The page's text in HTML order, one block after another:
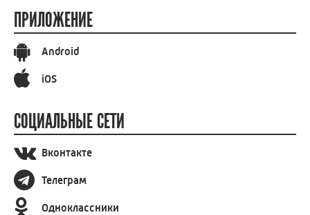
ПРИЛОЖЕНИЕ
Android
iOS
СОЦИАЛЬНЫЕ СЕТИ
Вконтакте
Телеграм
Одноклассники